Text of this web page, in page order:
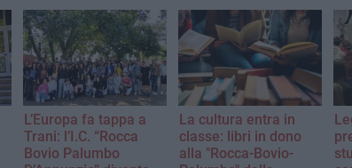
L’Europa fa tappa a
Trani: l’I.C. “Rocca
Bovio Palumbo
La cultura entra in
classe: libri in dono
alla "Rocca-Bovio-